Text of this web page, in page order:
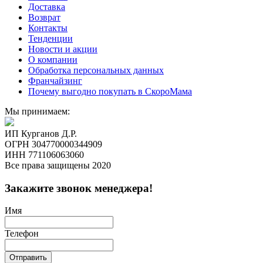
Доставка
Возврат
Контакты
Тенденции
Новости и акции
О компании
Обработка персональных данных
Франчайзинг
Почему выгодно покупать в СкороМама
Мы принимаем:
ИП Курганов Д.Р.
ОГРН 304770000344909
ИНН 771106063060
Все права защищены 2020
Закажите звонок менеджера!
Имя
Телефон
Отправить